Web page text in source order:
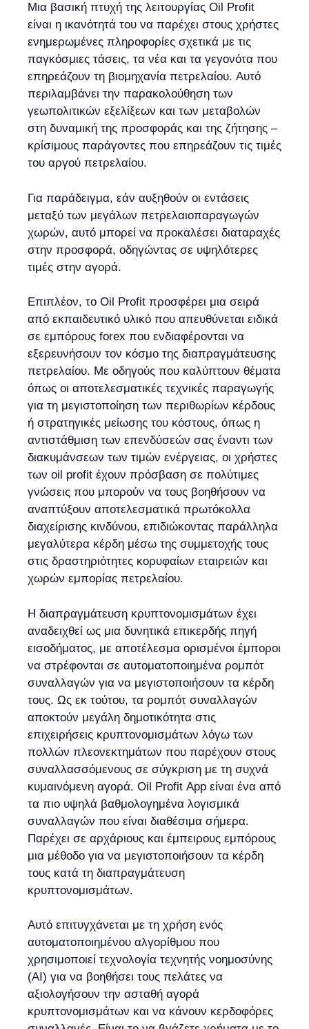
Μια βασική πτυχή της λειτουργίας Oil Profit
είναι η ικανότητά του να παρέχει στους χρήστες
ενημερωμένες πληροφορίες σχετικά με τις
παγκόσμιες τάσεις, τα νέα και τα γεγονότα που
επηρεάζουν τη βιομηχανία πετρελαίου. Αυτό
περιλαμβάνει την παρακολούθηση των
γεωπολιτικών εξελίξεων και των μεταβολών
στη δυναμική της προσφοράς και της ζήτησης –
κρίσιμους παράγοντες που επηρεάζουν τις τιμές
του αργού πετρελαίου.
Για παράδειγμα, εάν αυξηθούν οι εντάσεις
μεταξύ των μεγάλων πετρελαιοπαραγωγών
χωρών, αυτό μπορεί να προκαλέσει διαταραχές
στην προσφορά, οδηγώντας σε υψηλότερες
τιμές στην αγορά.
Επιπλέον, το Oil Profit προσφέρει μια σειρά
από εκπαιδευτικό υλικό που απευθύνεται ειδικά
σε εμπόρους forex που ενδιαφέρονται να
εξερευνήσουν τον κόσμο της διαπραγμάτευσης
πετρελαίου. Με οδηγούς που καλύπτουν θέματα
όπως οι αποτελεσματικές τεχνικές παραγωγής
για τη μεγιστοποίηση των περιθωρίων κέρδους
ή στρατηγικές μείωσης του κόστους, όπως η
αντιστάθμιση των επενδύσεών σας έναντι των
διακυμάνσεων των τιμών ενέργειας, οι χρήστες
των oil profit έχουν πρόσβαση σε πολύτιμες
γνώσεις που μπορούν να τους βοηθήσουν να
αναπτύξουν αποτελεσματικά πρωτόκολλα
διαχείρισης κινδύνου, επιδιώκοντας παράλληλα
μεγαλύτερα κέρδη μέσω της συμμετοχής τους
στις δραστηριότητες κορυφαίων εταιρειών και
χωρών εμπορίας πετρελαίου.
Η διαπραγμάτευση κρυπτονομισμάτων έχει
αναδειχθεί ως μια δυνητικά επικερδής πηγή
εισοδήματος, με αποτέλεσμα ορισμένοι έμποροι
να στρέφονται σε αυτοματοποιημένα ρομπότ
συναλλαγών για να μεγιστοποιήσουν τα κέρδη
τους. Ως εκ τούτου, τα ρομπότ συναλλαγών
αποκτούν μεγάλη δημοτικότητα στις
επιχειρήσεις κρυπτονομισμάτων λόγω των
πολλών πλεονεκτημάτων που παρέχουν στους
συναλλασσόμενους σε σύγκριση με τη συχνά
κυμαινόμενη αγορά. Oil Profit App είναι ένα από
τα πιο υψηλά βαθμολογημένα λογισμικά
συναλλαγών που είναι διαθέσιμα σήμερα.
Παρέχει σε αρχάριους και έμπειρους εμπόρους
μια μέθοδο για να μεγιστοποιήσουν τα κέρδη
τους κατά τη διαπραγμάτευση
κρυπτονομισμάτων.
Αυτό επιτυγχάνεται με τη χρήση ενός
αυτοματοποιημένου αλγορίθμου που
χρησιμοποιεί τεχνολογία τεχνητής νοημοσύνης
(AI) για να βοηθήσει τους πελάτες να
αξιολογήσουν την ασταθή αγορά
κρυπτονομισμάτων και να κάνουν κερδοφόρες